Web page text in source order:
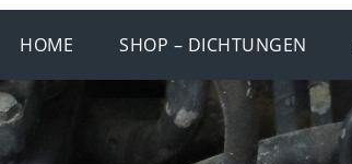
HOME SHOP – DICHTUNGEN